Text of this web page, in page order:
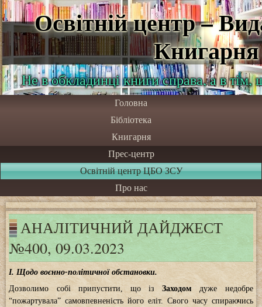
Освітній центр –
Книгарня
Не в обкладинці книги справа, а в
Головна
Бібліотека
Книгарня
Прес-центр
Освітній центр ЦБО ЗСУ
Про нас
АНАЛІТИЧНИЙ ДАЙДЖЕСТ
№400, 09.03.2023
І. Щодо воєнно-політичної обстановки.
Дозволимо собі припустити, що ізЗаходом дуже недобре
“пожартувала” самовпевненість його еліт. Свого часу спираючись